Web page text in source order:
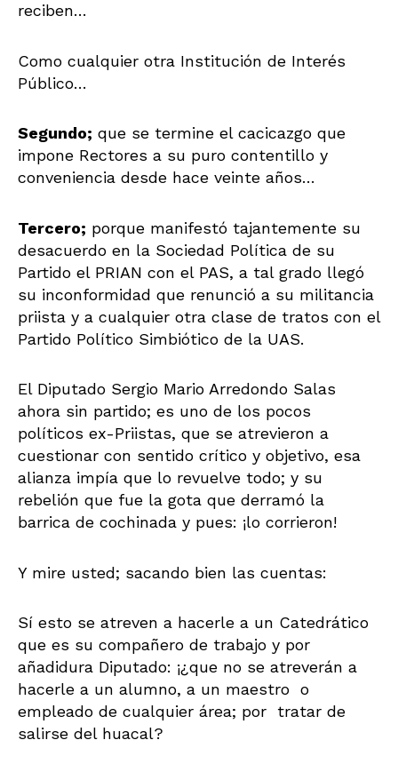
reciben…
Como cualquier otra Institución de Interés
Público…
Segundo; que se termine el cacicazgo que
impone Rectores a su puro contentillo y
conveniencia desde hace veinte años…
Tercero; porque manifestó tajantemente su
desacuerdo en la Sociedad Política de su
Partido el PRIAN con el PAS, a tal grado llegó
su inconformidad que renunció a su militancia
priista y a cualquier otra clase de tratos con el
Partido Político Simbiótico de la UAS.
El Diputado Sergio Mario Arredondo Salas
ahora sin partido; es uno de los pocos
políticos ex-Priistas, que se atrevieron a
cuestionar con sentido crítico y objetivo, esa
alianza impía que lo revuelve todo; y su
rebelión que fue la gota que derramó la
barrica de cochinada y pues: ¡lo corrieron!
Y mire usted; sacando bien las cuentas:
Sí esto se atreven a hacerle a un Catedrático
que es su compañero de trabajo y por
añadidura Diputado: ¡¿que no se atreverán a
hacerle a un alumno, a un maestro o
empleado de cualquier área; por tratar de
salirse del huacal?